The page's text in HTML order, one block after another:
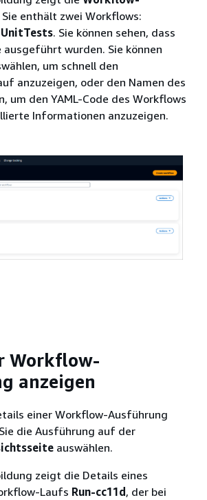
Sie enthält zwei Workflows:
UnitTests. Sie können sehen, dass
ausgeführt wurden. Sie können
um schnell den
anzuzeigen, oder den Namen des
um den YAML-Code des Workflows
Informationen anzuzeigen.
Workflow-
anzeigen
einer Workflow-Ausführung
die Ausführung auf der
auswählen.
zeigt die Details eines
Laufs Run-cc11d, der bei